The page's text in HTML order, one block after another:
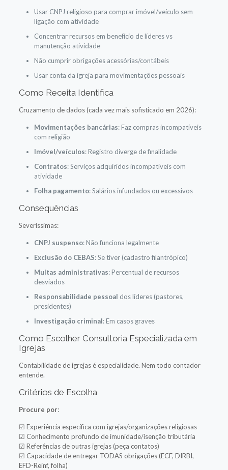
Usar CNPJ religioso para comprar imóvel/veículo sem
ligação com atividade
Concentrar recursos em benefício de líderes vs
manutenção atividade
Não cumprir obrigações acessórias/contábeis
Usar conta da igreja para movimentações pessoais
Como Receita Identifica
Cruzamento de dados (cada vez mais sofisticado em 2026):
Movimentações bancárias: Faz compras incompatíveis
com religião
Imóvel/veículos: Registro diverge de finalidade
Contratos: Serviços adquiridos incompatíveis com
atividade
Folha pagamento: Salários infundados ou excessivos
Consequências
Severíssimas:
CNPJ suspenso: Não funciona legalmente
Exclusão do CEBAS: Se tiver (cadastro filantrópico)
Multas administrativas: Percentual de recursos
desviados
Responsabilidade pessoal dos líderes (pastores,
presidentes)
Investigação criminal: Em casos graves
Como Escolher Consultoria Especializada em
Igrejas
Contabilidade de igrejas é especialidade. Nem todo contador
entende.
Critérios de Escolha
Procure por:
☑ Experiência específica com igrejas/organizações religiosas
☑ Conhecimento profundo de imunidade/isenção tributária
☑ Referências de outras igrejas (peça contatos)
☑ Capacidade de entregar TODAS obrigações (ECF, DIRBI,
EFD-Reinf, folha)